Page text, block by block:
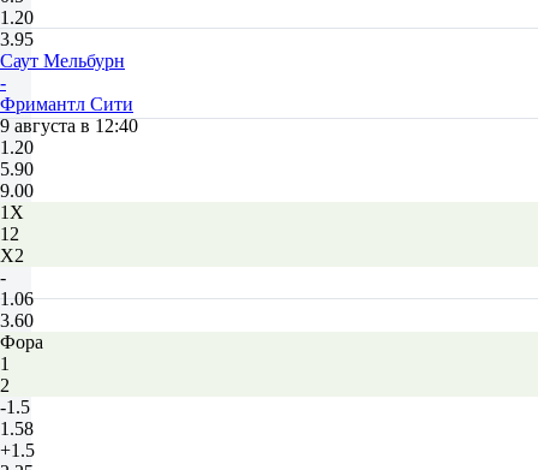
1.20
3.95
Саут Мельбурн
-
Фримантл Сити
9 августа в 12:40
1.20
5.90
9.00
1X
12
X2
-
1.06
3.60
Фора
1
2
-1.5
1.58
+1.5